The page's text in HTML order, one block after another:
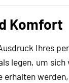
Komfort
Ihres
legen, um